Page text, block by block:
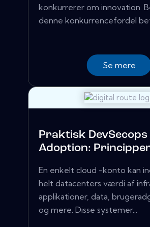
konkurrerer om innovation.
denne konkurrencefordel
Se mere
Praktisk DevSecops
Adoption:
En enkelt cloud -konto kan
helt datacenters værdi af
applikationer, data,
og mere. Disse systemer...